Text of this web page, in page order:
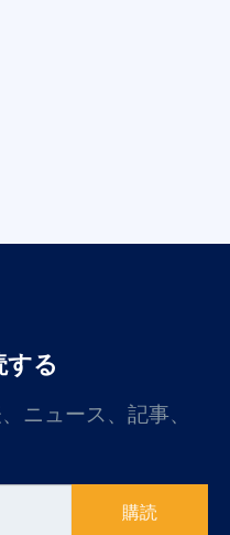
る
ニュース、記事、
購読